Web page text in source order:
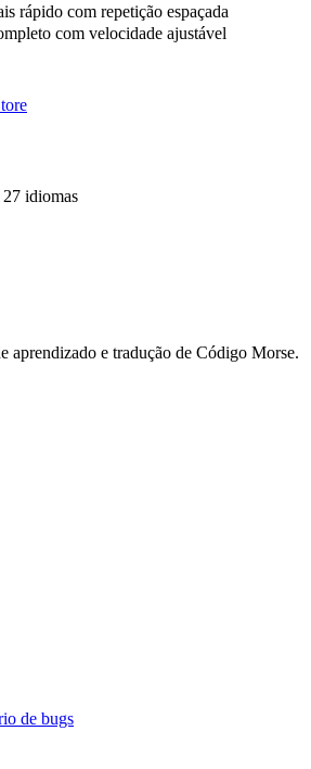
rápido com repetição espaçada
com velocidade ajustável
idiomas
aprendizado e tradução de Código Morse.
de bugs